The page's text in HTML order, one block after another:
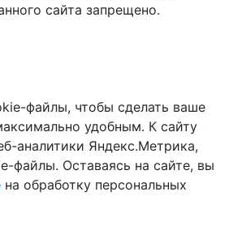
сайта запрещено.
файлы, чтобы сделать ваше
удобным. К cайту
аналитики Яндекс.Метрика,
файлы. Оставаясь на сайте, вы
на обработку персональных